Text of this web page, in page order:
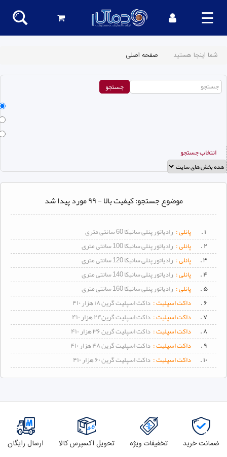
☰
شما اینجا هستید صفحه اصلی
انتخاب جستجو
موضوع جستجو: کیفیت بالا - ۹۹ مورد پیدا شد
۱ . پانلی : رادیاتور پنلی سانیکا 60 سانتی متری
۲ .
پانلی : رادیاتور پنلی سانیکا 100 سانتی متری
۳ .
پانلی : رادیاتور پنلی سانیکا 120 سانتی متری
۴ .
پانلی : رادیاتور پنلی سانیکا 140 سانتی متری
۵ .
پانلی : رادیاتور پنلی سانیکا 160 سانتی متری
۶ .
داکت اسپلیت : داکت اسپلیت گرین ۱۸ هزار ۴۱۰
۷ .
داکت اسپلیت : داکت اسپلیت گرین۲۴ هزار ۴۱۰
۸ .
داکت اسپلیت : داکت اسپلیت گرین ۳۶ هزار ۴۱۰
۹ .
داکت اسپلیت : داکت اسپلیت گرین ۴۸ هزار ۴۱۰
۱۰ .
داکت اسپلیت : داکت اسپلیت گرین ۶۰ هزار ۴۱۰
ضمانت خرید تخفیفات ویژه تحویل اکسپرس کالا ارسال رایگان